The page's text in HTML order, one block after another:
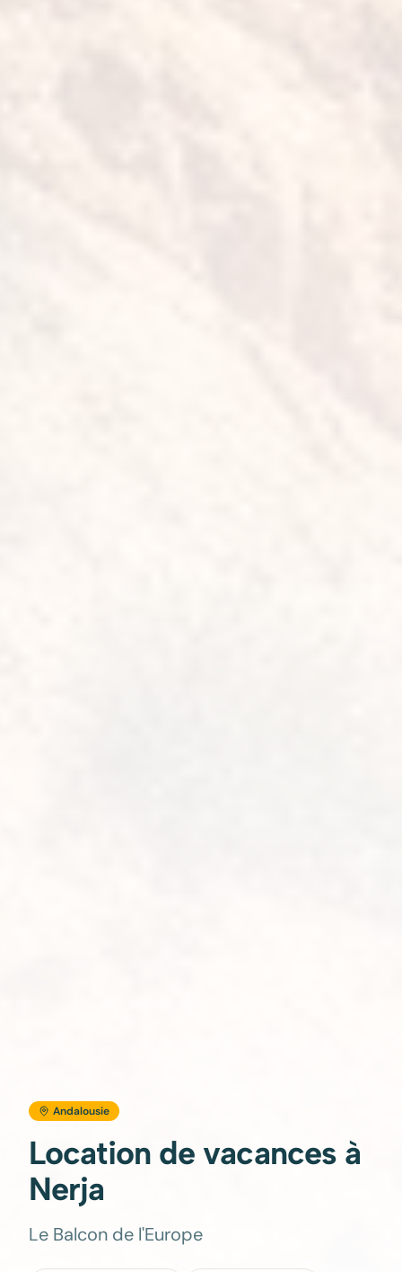
Andalousie
Location de vacances à
Nerja
Le Balcon de l'Europe